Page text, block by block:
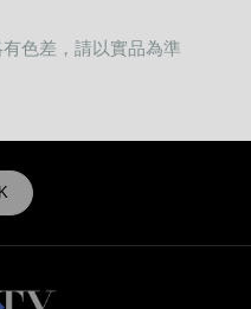
色差，請以實品為準